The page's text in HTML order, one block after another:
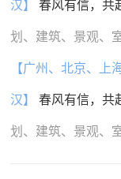
汉】 春风有信，共
划、建筑、景观、
【广州、北京、上
汉】 春风有信，共
划、建筑、景观、